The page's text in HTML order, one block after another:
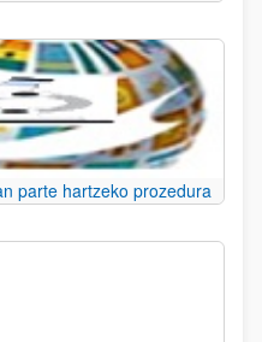
parte hartzeko prozedura